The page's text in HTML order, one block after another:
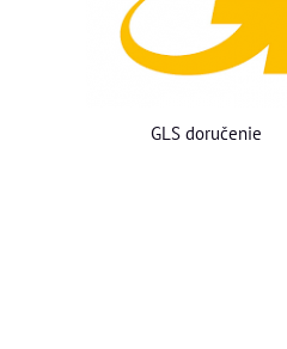
GLS doručenie